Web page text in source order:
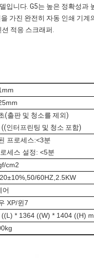
입니다. G5는 높은 정확성과
가진 완전히 자동 인쇄 기계
적응 스크래퍼.
(출판 및 청소를 제외)
((인터프린팅 및 청소 포함)
프로세스:<3분
세스 설정: <5분
cm2
50/60HZ,2.5KW
어
XP/윈7
((L) * 1364 ((W) * 1404 ((H)